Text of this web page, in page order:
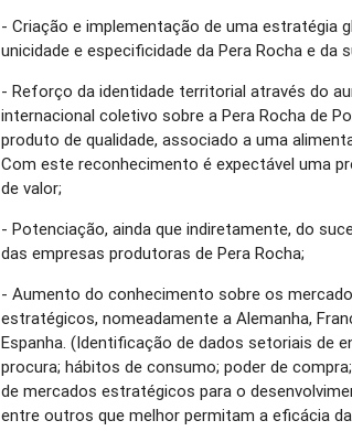
- Criação e implementação de uma estratégia
unicidade e especificidade da Pera Rocha e da
- Reforço da identidade territorial através do
internacional coletivo sobre a Pera Rocha de
produto de qualidade, associado a uma
Com este reconhecimento é expectável uma
de valor;
- Potenciação, ainda que indiretamente, do
das empresas produtoras de Pera Rocha;
- Aumento do conhecimento sobre os
estratégicos, nomeadamente a Alemanha,
Espanha. (Identificação de dados setoriais de
procura; hábitos de consumo; poder de
de mercados estratégicos para o
entre outros que melhor permitam a eficácia